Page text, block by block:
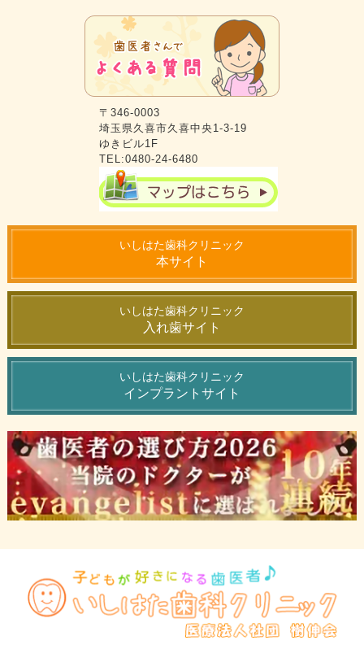
〒346-0003
埼玉県久喜市久喜中央1-3-19
ゆきビル1F
TEL:0480-24-6480
いしはた歯科クリニック
本サイト
いしはた歯科クリニック
入れ歯サイト
いしはた歯科クリニック
インプラントサイト